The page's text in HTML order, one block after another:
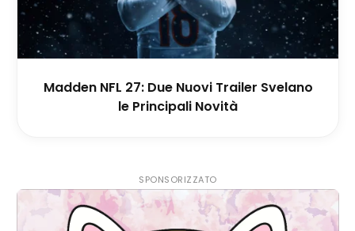
Madden NFL 27: Due Nuovi Trailer Svelano
le Principali Novità
SPONSORIZZATO